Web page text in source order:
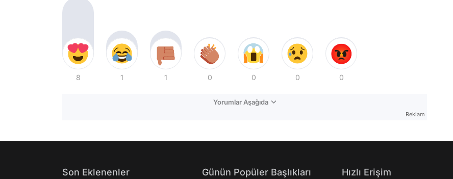
8 1 1 0 0 0 0
Yorumlar Aşağıda
Reklam
Son Eklenenler Günün Popüler Başlıkları Hızlı Erişim